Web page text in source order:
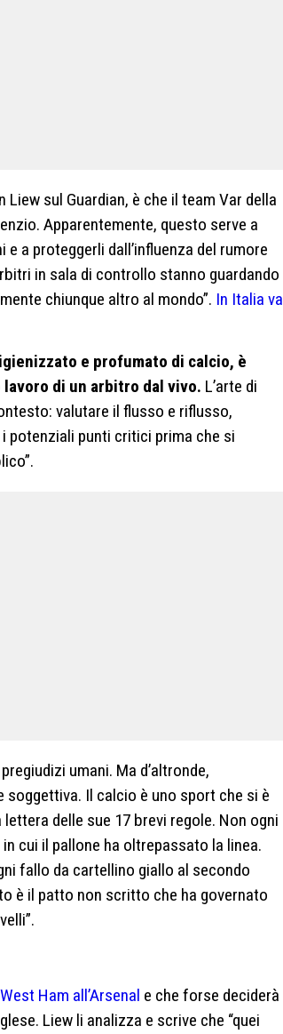
sul Guardian, è che il team Var della
Apparentemente, questo serve a
a proteggerli dall’influenza del rumore
in sala di controllo stanno guardando
chiunque altro al mondo”. In Italia va
e profumato di calcio, è
di un arbitro dal vivo. L’arte di
valutare il flusso e riflusso,
potenziali punti critici prima che si
umani. Ma d’altronde,
soggettiva. Il calcio è uno sport che si è
delle sue 17 brevi regole. Non ogni
cui il pallone ha oltrepassato la linea.
fallo da cartellino giallo al secondo
è il patto non scritto che ha governato
Ham all’Arsenal e che forse deciderà
Liew li analizza e scrive che “quei